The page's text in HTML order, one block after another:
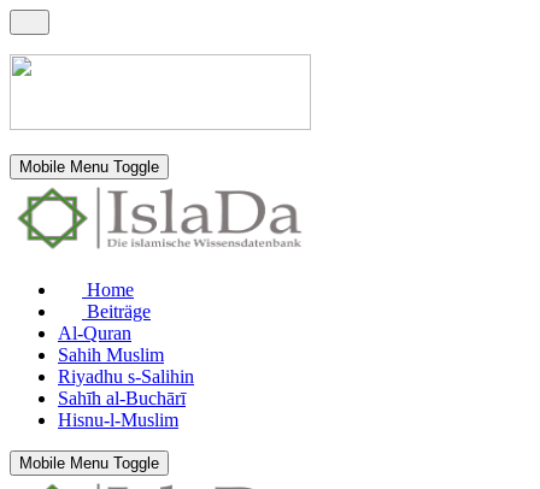
Mobile Menu Toggle
Home
Beiträge
Al-Quran
Sahih Muslim
Riyadhu s-Salihin
Sahīh al-Buchārī
Hisnu-l-Muslim
Mobile Menu Toggle